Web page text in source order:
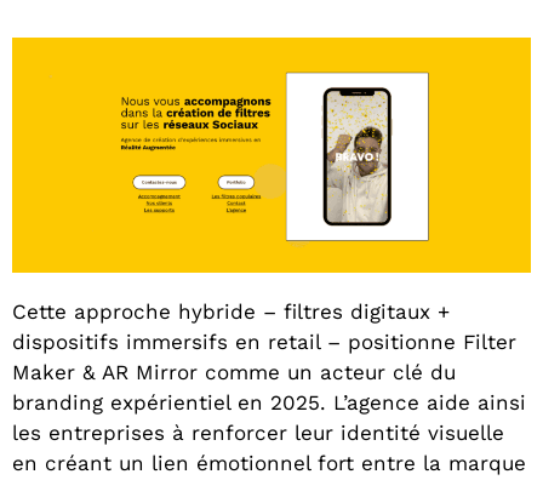
Cette approche hybride – filtres digitaux +
dispositifs immersifs en retail – positionne Filter
Maker & AR Mirror comme un acteur clé du
branding expérientiel en 2025. L’agence aide ainsi
les entreprises à renforcer leur identité visuelle
en créant un lien émotionnel fort entre la marque